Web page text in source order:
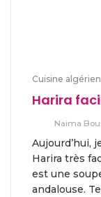
Cuisine
Harira
Naima
Aujourd’hui,
Harira très
est une
andalouse.